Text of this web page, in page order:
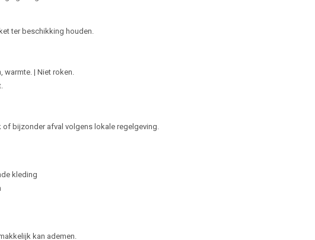
ter beschikking houden.
| Niet roken.
bijzonder afval volgens lokale regelgeving.
kleding
kan ademen.